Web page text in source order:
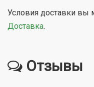
Условия доставки вы
Доставка.
Отзывы